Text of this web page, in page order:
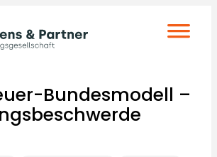
Bundesmodell –